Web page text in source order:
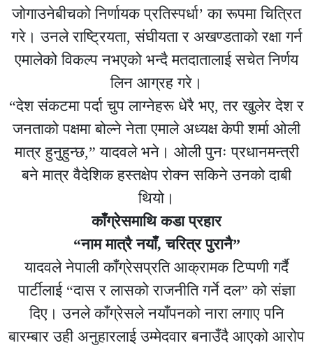
जोगाउनेबीचको निर्णायक प्रतिस्पर्धा’ का रूपमा चित्रित
गरे। उनले राष्ट्रियता, संघीयता र अखण्डताको रक्षा गर्न
एमालेको विकल्प नभएको भन्दै मतदातालाई सचेत निर्णय
लिन आग्रह गरे।
“देश संकटमा पर्दा चुप लाग्नेहरू धेरै भए, तर खुलेर देश र
जनताको पक्षमा बोल्ने नेता एमाले अध्यक्ष केपी शर्मा ओली
मात्र हुनुहुन्छ,” यादवले भने। ओली पुनः प्रधानमन्त्री
बने मात्र वैदेशिक हस्तक्षेप रोक्न सकिने उनको दाबी
थियो।
काँग्रेसमाथि कडा प्रहार
“नाम मात्रै नयाँ, चरित्र पुरानै”
यादवले नेपाली काँग्रेसप्रति आक्रामक टिप्पणी गर्दै
पार्टीलाई “दास र लासको राजनीति गर्ने दल” को संज्ञा
दिए। उनले काँग्रेसले नयाँपनको नारा लगाए पनि
बारम्बार उही अनुहारलाई उम्मेदवार बनाउँदै आएको आरोप